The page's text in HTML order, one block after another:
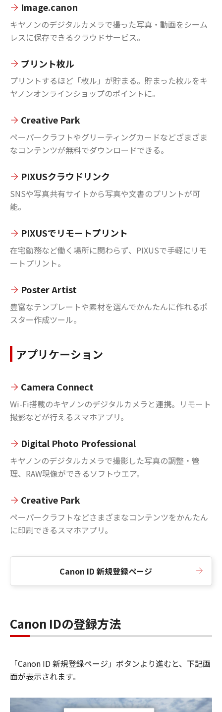
Image.canon
キヤノンのデジタルカメラで撮った写真・動画をシーム
レスに保存できるクラウドサービス。
プリント枚ル
プリントするほど「枚ル」が貯まる。貯まった枚ルをキ
ヤノンオンラインショップのポイントに。
Creative Park
ペーパークラフトやグリーティングカードなどざまざま
なコンテンツが無料でダウンロードできる。
PIXUSクラウドリンク
SNSや写真共有サイトから写真や文書のプリントが可
能。
PIXUSでリモートプリント
在宅勤務など働く場所に関わらず、PIXUSで手軽にリモ
ートプリント。
Poster Artist
豊富なテンプレートや素材を選んでかんたんに作れるポ
スター作成ツール。
アプリケーション
Camera Connect
Wi-Fi搭載のキヤノンのデジタルカメラと連携。リモート
撮影などが行えるスマホアプリ。
Digital Photo Professional
キヤノンのデジタルカメラで撮影した写真の調整・管
理、RAW現像ができるソフトウエア。
Creative Park
ペーパークラフトなどさまざまなコンテンツをかんたん
に印刷できるスマホアプリ。
Canon ID 新規登録ページ
Canon IDの登録方法
「Canon ID 新規登録ページ」ボタンより進むと、下記画
面が表示されます。